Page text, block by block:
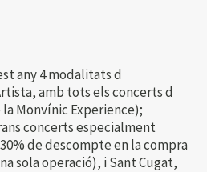
any 4 modalitats d
amb tots els concerts d
Monvínic Experience);
concerts especialment
de descompte en la compra
sola operació), i Sant Cugat,